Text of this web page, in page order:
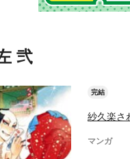
弐
完結
紗久楽さ
マンガ